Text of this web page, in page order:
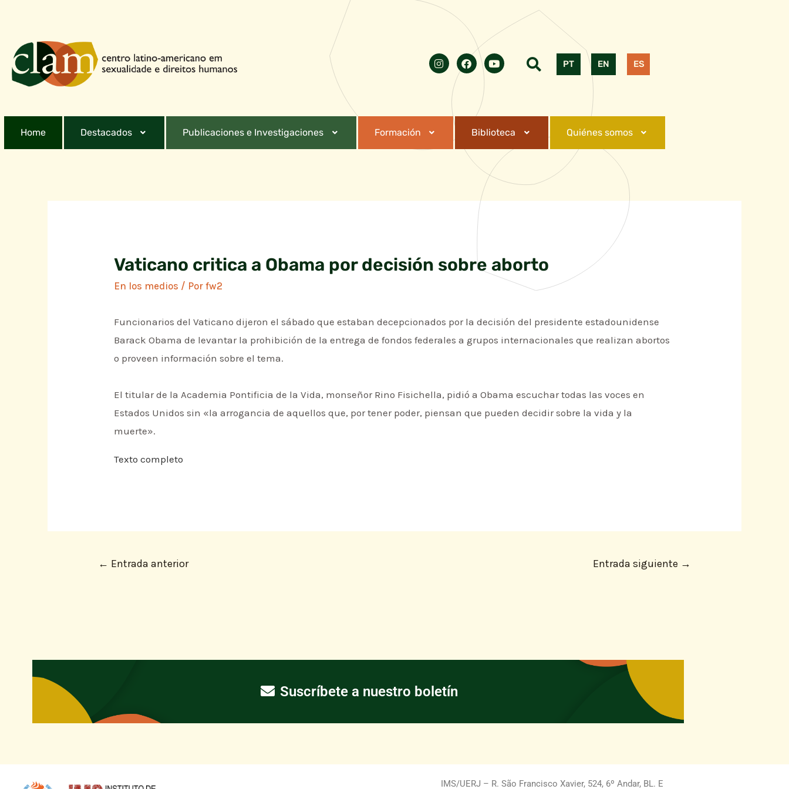
PT EN ES
Home Destacados Publicaciones e Investigaciones Formación Biblioteca Quiénes somos
Vaticano critica a Obama por decisión sobre aborto
En los medios / Porfw2
Funcionarios del Vaticano dijeron el sábado que estaban decepcionados por la decisión del presidente estadounidense
Barack Obama de levantar la prohibición de la entrega de fondos federales a grupos internacionales que realizan abortos
o proveen información sobre el tema.
El titular de la Academia Pontificia de la Vida, monseñor Rino Fisichella, pidió a Obama escuchar todas las voces en
Estados Unidos sin «la arrogancia de aquellos que, por tener poder, piensan que pueden decidir sobre la vida y la
muerte».
Texto completo
← Entrada anterior Entrada siguiente →
Suscríbete a nuestro boletín
IMS/UERJ – R. São Francisco Xavier, 524, 6º Andar, BL. E